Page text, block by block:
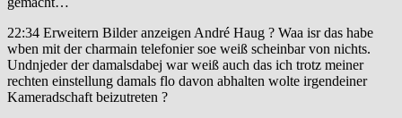
22:34 Erweitern Bilder anzeigen André Haug ? Waa isr das habe
wben mit der charmain telefonier soe weiß scheinbar von nichts.
Undnjeder der damalsdabej war weiß auch das ich trotz meiner
rechten einstellung damals flo davon abhalten wolte irgendeiner
Kameradschaft beizutreten ?